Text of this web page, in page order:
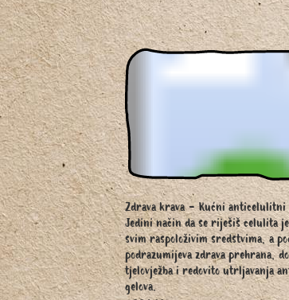
Zdrava krava - Kućni anticelulitni
Jedini način da se riješiš celulita
svim raspoloživim sredstvima, a
podrazumijeva zdrava prehrana,
tjelovježba i redovito utrljavanja
gelova.